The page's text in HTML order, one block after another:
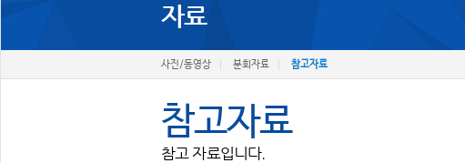
조합원가입
자료
사진/동영상 분회자료 참고자료
참고자료
참고 자료입니다.